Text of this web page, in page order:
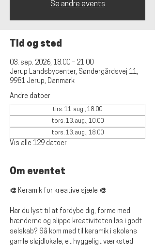
Se andre events
Tid og sted
03. sep. 2026, 18.00 – 21.00
Jerup Landsbycenter, Søndergårdsvej 11,
9981 Jerup, Danmark
Andre datoer
tirs. 11. aug., 18.00
tors. 13. aug., 10.00
tors. 13. aug., 18.00
Vis alle 129 datoer
Om eventet
🎨 Keramik for kreative sjæle 🎨
Har du lyst til at fordybe dig, forme med
hænderne og slippe kreativiteten løs i godt
selskab? Så kom med til keramik i skolens
gamle sløjdlokale, et hyggeligt værksted